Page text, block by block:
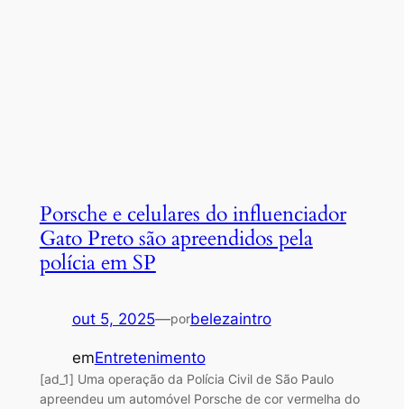
Porsche e celulares do influenciador
Gato Preto são apreendidos pela
polícia em SP
out 5, 2025—porbelezaintro
emEntretenimento
[ad_1] Uma operação da Polícia Civil de São Paulo
apreendeu um automóvel Porsche de cor vermelha do